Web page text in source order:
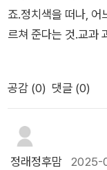
죠.정치색을 떠나, 어
르쳐 준다는 것.교과
슬프고, 속상하고,
데도 불구하고 꼭 일
기도 하니까요.법이
직히 어른들도 뉴스
공감 (0) 댓글 (0)
정래정후맘 2025-